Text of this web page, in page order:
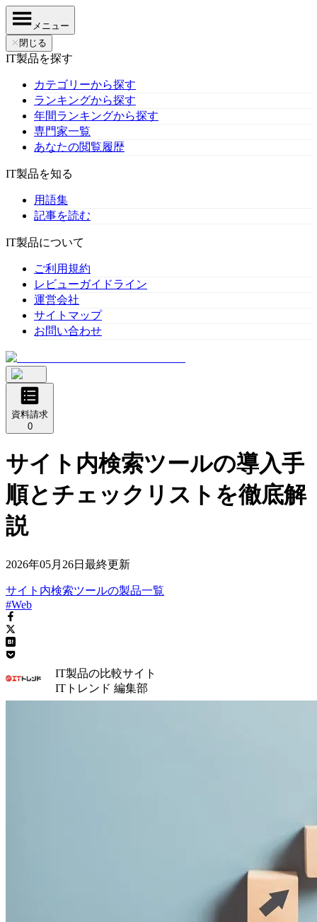
メニュー
✕ 閉じる
IT製品を探す
カテゴリーから探す
ランキングから探す
年間ランキングから探す
専門家一覧
あなたの閲覧履歴
IT製品を知る
用語集
記事を読む
IT製品について
ご利用規約
レビューガイドライン
運営会社
サイトマップ
お問い合わせ
資料請求
0
サイト内検索ツールの導入手
順とチェックリストを徹底解
説
2026年05月26日 最終更新
サイト内検索ツールの製品一覧
#Web
IT製品の比較サイト
ITトレンド 編集部